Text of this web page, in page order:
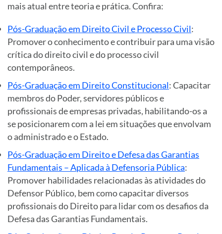
mais atual entre teoria e prática. Confira:
Pós-Graduação em Direito Civil e Processo Civil:
Promover o conhecimento e contribuir para uma visão
crítica do direito civil e do processo civil
contemporâneos.
Pós-Graduação em Direito Constitucional: Capacitar
membros do Poder, servidores públicos e
profissionais de empresas privadas, habilitando-os a
se posicionarem com a lei em situações que envolvam
o administrado e o Estado.
Pós-Graduação em Direito e Defesa das Garantias
Fundamentais – Aplicada à Defensoria Pública:
Promover habilidades relacionadas às atividades do
Defensor Público, bem como capacitar diversos
profissionais do Direito para lidar com os desafios da
Defesa das Garantias Fundamentais.